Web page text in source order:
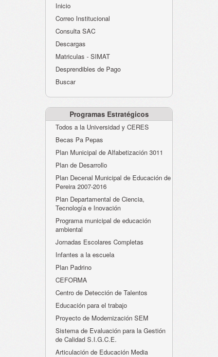
Atención al Ciudadano
Instituciones Educativas
Despacho Secretaría
Evaluación desempeño
Humano-Cesantías
Inicio
Correo Institucional
Consulta SAC
Descargas
Matriculas - SIMAT
Desprendibles de Pago
Buscar
Programas Estratégicos
Todos a la Universidad y CERES
Becas Pa Pepas
Plan Municipal de Alfabetización 3011
Plan de Desarrollo
Plan Decenal Municipal de Educación de
Pereira 2007-2016
Plan Departamental de Ciencia,
Tecnología e Inovación
Programa municipal de educación
ambiental
Jornadas Escolares Completas
Infantes a la escuela
Plan Padrino
CEFORMA
Centro de Detección de Talentos
Educación para el trabajo
Proyecto de Modernización SEM
Sistema de Evaluación para la Gestión
de Calidad S.I.G.C.E.
Articulación de Educación Media